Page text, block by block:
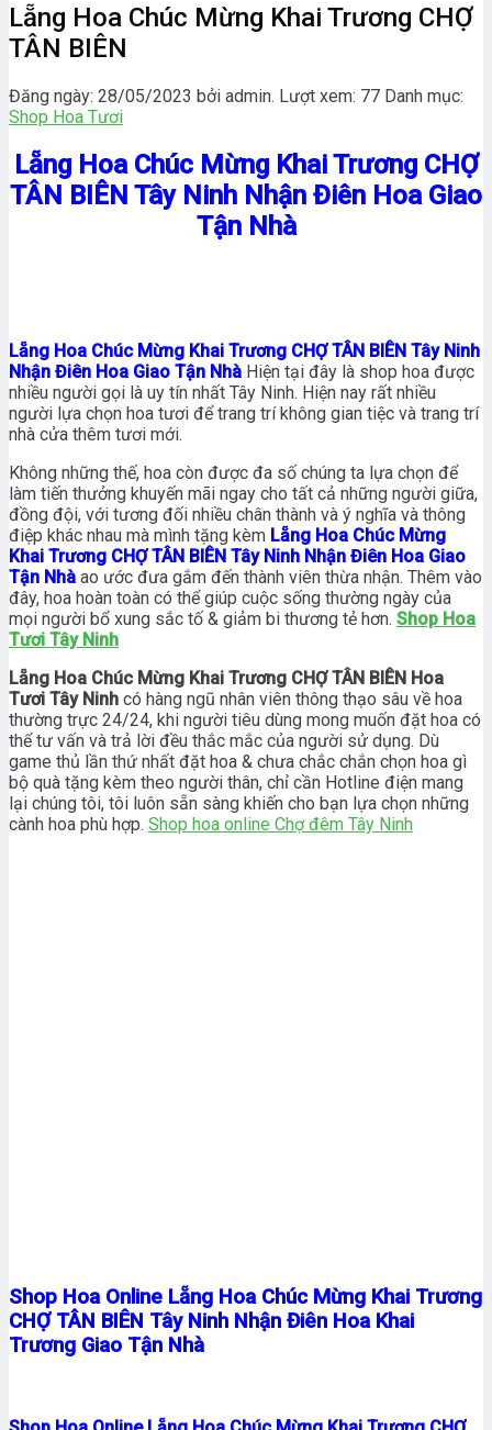
Lẵng Hoa Chúc Mừng Khai Trương CHỢ
TÂN BIÊN
Đăng ngày: 28/05/2023 bởi admin. Lượt xem: 77 Danh mục:
Shop Hoa Tươi
Lẵng Hoa Chúc Mừng Khai Trương CHỢ
TÂN BIÊN Tây Ninh Nhận Điên Hoa Giao
Tận Nhà
Lẵng Hoa Chúc Mừng Khai Trương CHỢ TÂN BIÊN Tây Ninh
Nhận Điên Hoa Giao Tận Nhà Hiện tại đây là shop hoa được
nhiều người gọi là uy tín nhất Tây Ninh. Hiện nay rất nhiều
người lựa chọn hoa tươi để trang trí không gian tiệc và trang trí
nhà cửa thêm tươi mới.
Không những thế, hoa còn được đa số chúng ta lựa chọn để
làm tiến thưởng khuyến mãi ngay cho tất cả những người giữa,
đồng đội, với tương đối nhiều chân thành và ý nghĩa và thông
điệp khác nhau mà mình tặng kèm Lẵng Hoa Chúc Mừng
Khai Trương CHỢ TÂN BIÊN Tây Ninh Nhận Điên Hoa Giao
Tận Nhà ao ước đưa gắm đến thành viên thừa nhận. Thêm vào
đây, hoa hoàn toàn có thể giúp cuộc sống thường ngày của
mọi người bổ xung sắc tố & giảm bi thương tẻ hơn. Shop Hoa
Tươi Tây Ninh
Lẵng Hoa Chúc Mừng Khai Trương CHỢ TÂN BIÊN Hoa
Tươi Tây Ninh có hàng ngũ nhân viên thông thạo sâu về hoa
thường trực 24/24, khi người tiêu dùng mong muốn đặt hoa có
thể tư vấn và trả lời đều thắc mắc của người sử dụng. Dù
game thủ lần thứ nhất đặt hoa & chưa chắc chắn chọn hoa gì
bộ quà tặng kèm theo người thân, chỉ cần Hotline điện mang
lại chúng tôi, tôi luôn sẵn sàng khiến cho bạn lựa chọn những
cành hoa phù hợp. Shop hoa online Chợ đêm Tây Ninh
Shop Hoa Online Lẵng Hoa Chúc Mừng Khai Trương
CHỢ TÂN BIÊN Tây Ninh Nhận Điên Hoa Khai
Trương Giao Tận Nhà